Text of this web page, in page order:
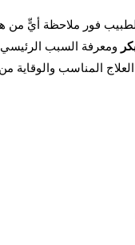
فور ملاحظة أيٍّ من
ومعرفة السبب
المناسب